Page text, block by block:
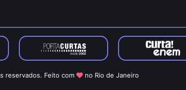
reservados. Feito com no Rio de Janeiro